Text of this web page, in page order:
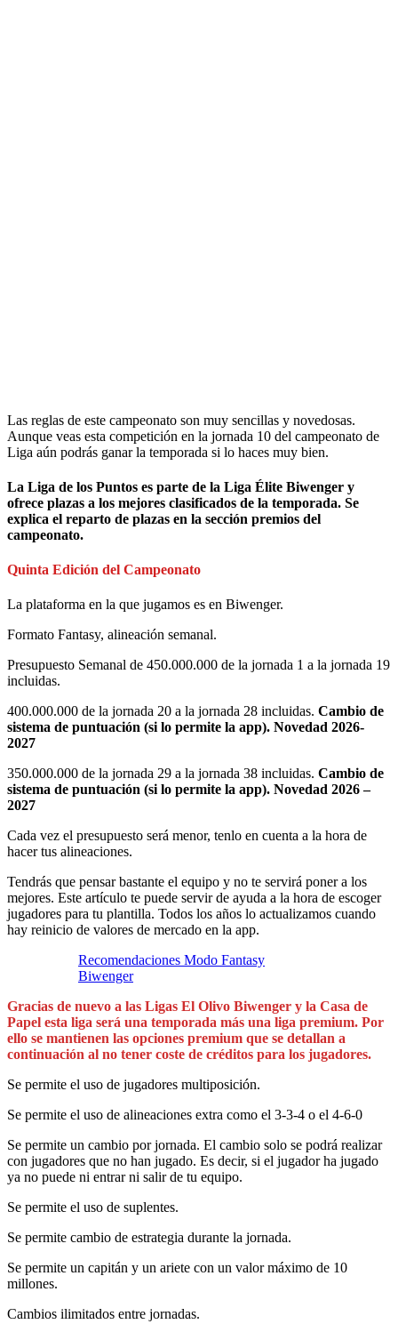
Las reglas de este campeonato son muy sencillas y novedosas.
Aunque veas esta competición en la jornada 10 del campeonato de
Liga aún podrás ganar la temporada si lo haces muy bien.
La Liga de los Puntos es parte de la Liga Élite Biwenger y
ofrece plazas a los mejores clasificados de la temporada. Se
explica el reparto de plazas en la sección premios del
campeonato.
Quinta Edición del Campeonato
La plataforma en la que jugamos es en Biwenger.
Formato Fantasy, alineación semanal.
Presupuesto Semanal de 450.000.000 de la jornada 1 a la jornada 19
incluidas.
400.000.000 de la jornada 20 a la jornada 28 incluidas. Cambio de
sistema de puntuación (si lo permite la app). Novedad 2026-
2027
350.000.000 de la jornada 29 a la jornada 38 incluidas. Cambio de
sistema de puntuación (si lo permite la app). Novedad 2026 –
2027
Cada vez el presupuesto será menor, tenlo en cuenta a la hora de
hacer tus alineaciones.
Tendrás que pensar bastante el equipo y no te servirá poner a los
mejores. Este artículo te puede servir de ayuda a la hora de escoger
jugadores para tu plantilla. Todos los años lo actualizamos cuando
hay reinicio de valores de mercado en la app.
Recomendaciones Modo Fantasy
Biwenger
Gracias de nuevo a las Ligas El Olivo Biwenger y la Casa de
Papel esta liga será una temporada más una liga premium. Por
ello se mantienen las opciones premium que se detallan a
continuación al no tener coste de créditos para los jugadores.
Se permite el uso de jugadores multiposición.
Se permite el uso de alineaciones extra como el 3-3-4 o el 4-6-0
Se permite un cambio por jornada. El cambio solo se podrá realizar
con jugadores que no han jugado. Es decir, si el jugador ha jugado
ya no puede ni entrar ni salir de tu equipo.
Se permite el uso de suplentes.
Se permite cambio de estrategia durante la jornada.
Se permite un capitán y un ariete con un valor máximo de 10
millones.
Cambios ilimitados entre jornadas.